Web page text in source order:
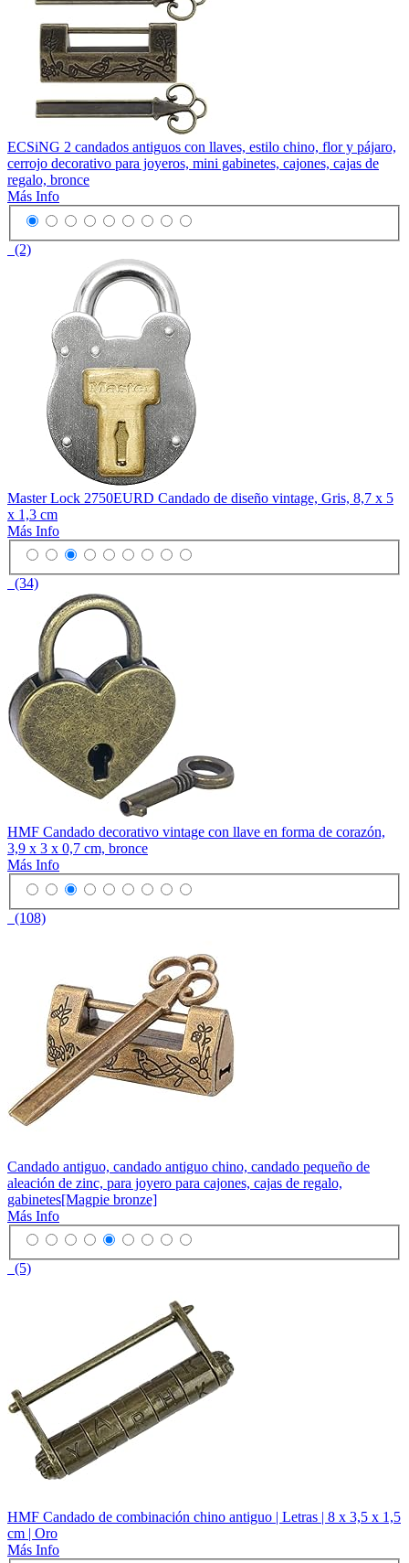
ECSiNG 2 candados antiguos con llaves, estilo chino, flor y pájaro,
cerrojo decorativo para joyeros, mini gabinetes, cajones, cajas de
regalo, bronce
Más Info
(2)
Master Lock 2750EURD Candado de diseño vintage, Gris, 8,7 x 5
x 1,3 cm
Más Info
(34)
HMF Candado decorativo vintage con llave en forma de corazón,
3,9 x 3 x 0,7 cm, bronce
Más Info
(108)
Candado antiguo, candado antiguo chino, candado pequeño de
aleación de zinc, para joyero para cajones, cajas de regalo,
gabinetes[Magpie bronze]
Más Info
(5)
HMF Candado de combinación chino antiguo | Letras | 8 x 3,5 x 1,5
cm | Oro
Más Info